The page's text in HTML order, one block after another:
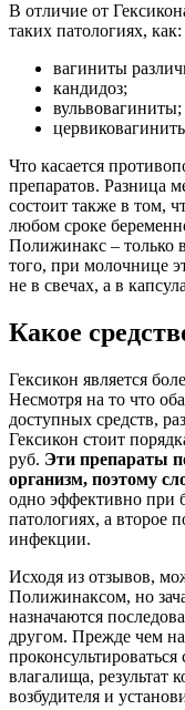
В отличие от
таких патологиях, как:
вагиниты
кандидоз;
вульвовагиниты;
Что касается
препаратов. Разница
состоит также в том,
любом сроке
Полижинакс – только
того, при молочнице
не в свечах, а в
Какое
Гексикон является
Несмотря на то что
доступных средств,
Гексикон стоит
руб. Эти препараты
организм, поэтому
одно эффективно при
патологиях, а второе
инфекции.
Исходя из отзывов,
Полижинаксом, но
назначаются
другом. Прежде чем
влагалища, результат
возбудителя и